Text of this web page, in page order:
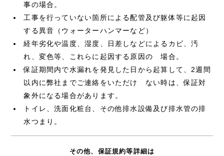
事の場合。
工事を行っていない箇所による配管及び躯体等に起因
する異音（ウォーターハンマーなど）
経年劣化や温度、湿度、日差しなどによるカビ、汚
れ、変色等、これらに起因する原因の 場合。
保証期間内で水漏れを発見した日から起算して、2週間
以内に弊社までご連絡をいただけ ない時は、保証対
象外になる場合があります。
トイレ、洗面化粧台、その他排水設備及び排水管の排
水つまり。
その他、保証規約等詳細は